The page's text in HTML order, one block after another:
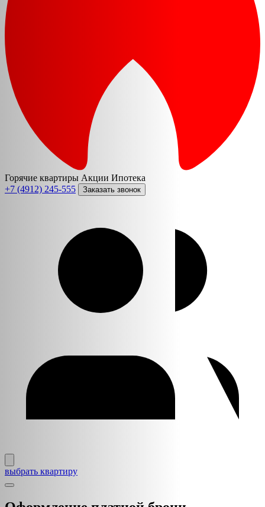
Горячие квартиры Акции Ипотека
+7 (4912) 245-555
Заказать звонок
выбрать квартиру